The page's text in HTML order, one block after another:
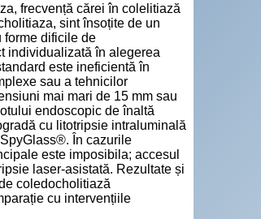
frecvență cărei în colelitiază
sint însoțite de un
forme dificile de
individualizată în alegerea
este ineficientă în
sau a tehnicilor
mai mari de 15 mm sau
endoscopic de înaltă
cu litotripsie intraluminală
În cazurile
este imposibila; accesul
laser-asistată. Rezultate și
coledocholitiază
cu intervențiile